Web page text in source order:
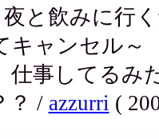
と飲みに行
キャンセル～
仕事してるみ
？ / azzurri (